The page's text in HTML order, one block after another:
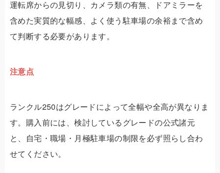
運転席からの見切り、カメラ類の有無、ドアミラーを
含めた実質的な幅感、よく使う駐車場の余裕まで含め
て判断する必要があります。
注意点
ランクル250はグレードによって全幅や全高が異なりま
す。購入前には、検討しているグレードの公式諸元
と、自宅・職場・月極駐車場の制限を必ず照らし合わ
せてください。